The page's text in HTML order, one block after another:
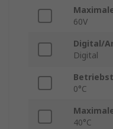
60V
Digital/
Digital
0°C
40°C